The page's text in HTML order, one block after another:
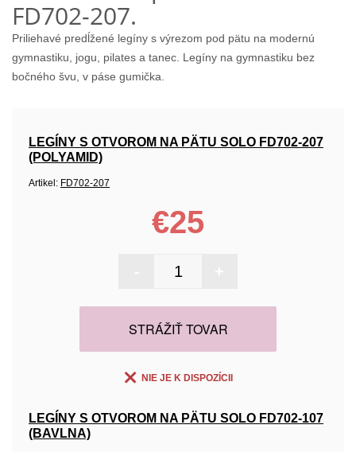
FD702-207.
Priliehavé predĺžené legíny s výrezom pod pätu na modernú
gymnastiku, jogu, pilates a tanec. Legíny na gymnastiku bez
bočného švu, v páse gumička.
LEGÍNY S OTVOROM NA PÄTU SOLO FD702-207
(POLYAMID)
Artikel: FD702-207
€25
STRÁŽIŤ TOVAR
NIE JE K DISPOZÍCII
LEGÍNY S OTVOROM NA PÄTU SOLO FD702-107
(BAVLNA)